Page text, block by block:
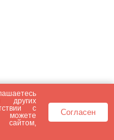
с
сайтом,
Согласен